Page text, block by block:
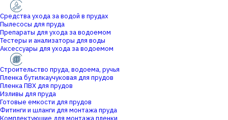
Средства ухода за водой в прудах
Пылесосы для пруда
Препараты для ухода за водоемом
Тестеры и анализаторы для воды
Аксессуары для ухода за водоемом
Строительство пруда, водоема, ручья
Пленка бутилкаучуковая для прудов
Пленка ПВХ для прудов
Изливы для пруда
Готовые емкости для прудов
Фитинги и шланги для монтажа пруда
Комплектующие для монтажа пленки